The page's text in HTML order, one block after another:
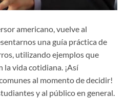
americano, vuelve al
una guía práctica de
utilizando ejemplos que
vida cotidiana. ¡Así
al momento de decidir!
y al público en general.